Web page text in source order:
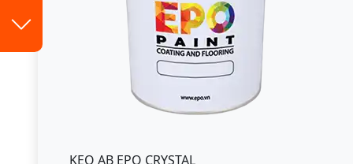
KEO AB EPO CRYSTAL